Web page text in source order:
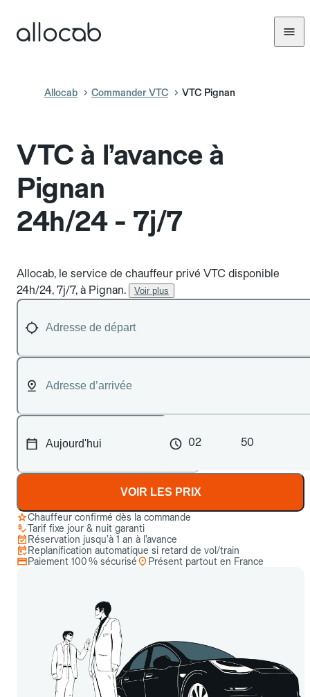
Allocab Commander VTC VTC Pignan
VTC à l’avance à
Pignan
24h/24 - 7j/7
Allocab, le service de chauffeur privé VTC disponible
24h/24, 7j/7, à Pignan.
Voir plus
02 50
VOIR LES PRIX
Chauffeur confirmé dès la commande
Tarif fixe jour & nuit garanti
Réservation jusqu’à 1 an à l’avance
Replanification automatique si retard de vol/train
Paiement 100 % sécurisé
Présent partout en France